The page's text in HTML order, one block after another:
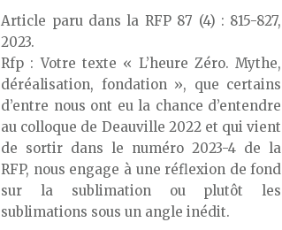
Article paru dans la RFP 87 (4) : 815-827,
2023.
Rfp : Votre texte « L’heure Zéro. Mythe,
déréalisation, fondation », que certains
d’entre nous ont eu la chance d’entendre
au colloque de Deauville 2022 et qui vient
de sortir dans le numéro 2023-4 de la
RFP, nous engage à une réflexion de fond
sur la sublimation ou plutôt les
sublimations sous un angle inédit.